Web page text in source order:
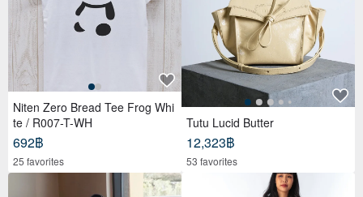
Niten Zero Bread Tee Frog Whi
te / R007-T-WH
692฿
25 favorites
Tutu Lucid Butter
12,323฿
53 favorites